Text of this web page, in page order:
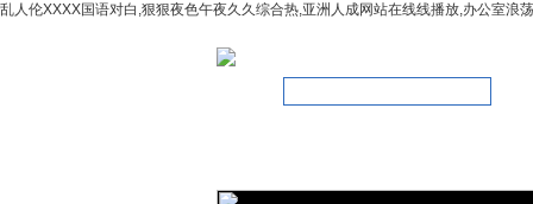
乱人伦XXXX国语对白,狠狠夜色午夜久久综合热,亚洲人成网站在线线播放,办公室浪